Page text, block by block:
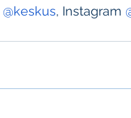
@keskus, Instagram